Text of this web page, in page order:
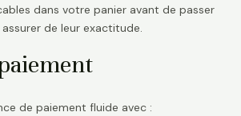
dans votre panier avant de passer
de leur exactitude.
de paiement fluide avec :